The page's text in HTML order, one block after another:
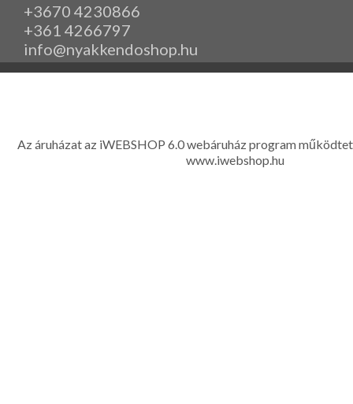
+3670 4230866
+361 4266797
info@nyakkendoshop.hu
Az áruházat az iWEBSHOP 6.0 webáruház program
www.iwebshop.hu